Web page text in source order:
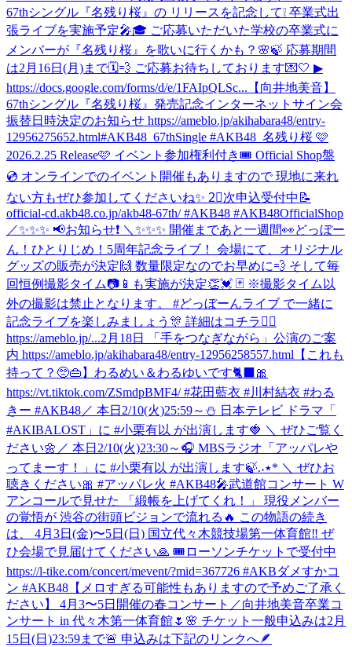
67thシングル『名残り桜』の リリースを記念して❕ 卒業式出
張ライブを実施予定🎤🎓 ご応募いただいた学校の卒業式に
メンバーが『名残り桜』を歌いに行くかも？🌸🍃 応募期間
は2月16日(月)まで🗓️💨 ご応募お待ちしております💌🤍 ▶︎
https://docs.google.com/forms/d/e/1FAIpQLSc... 【向井地美音】
67thシングル『名残り桜』発売記念インターネットサイン会
振替日時決定のお知らせ https://ameblo.jp/akihabara48/entry-
12956275652.html#AKB48_67thSingle #AKB48_名残り桜 🩷
2026.2.25 Release🩷 イベント参加権利付き🎟️ Official Shop盤
💿 オンラインでのイベント開催もありますので 現地に来れ
ない方もぜひ参加してくださいね✨ 2⃣次申込受付中📝
official-cd.akb48.co.jp/akb48-67th/ #AKB48 #AKB48OfficialShop
／✨✨✨ 📢お知らせ❗️ ＼✨✨✨ 開催まであと一週間👀どっぼー
ん！ひとりじめ！5周年記念ライブ！ 会場にて、オリジナル
グッズの販売が決定🙌 数量限定なのでお早めに💨 そして毎
回恒例撮影タイム📷📱も実施が決定👏💓 🃏 ※撮影タイム以
外の撮影は禁止となります。 #どっぼーんライブ で一緒に
記念ライブを楽しみましょう🎊 詳細はコチラ💁‍♀️
https://ameblo.jp/...2月18日 「手をつなぎながら」公演のご案
内 https://ameblo.jp/akihabara48/entry-12956258557.html 【これも
持って？🥺👜】わるめい＆わるゆいです🐈‍⬛🎀
https://vt.tiktok.com/ZSmdpBMF4/ #花田藍衣 #川村結衣 #わる
きー #AKB48／ 本日2/10(火)25:59～⛄ 日本テレビ ドラマ「
#AKIBALOST」に #小栗有以 が出演します🍓 ＼ ぜひご覧く
ださい🌼 ‎／ ‎本日2/10(火)23:30～🎧 ‎MBSラジオ「アッパレや
ってまーす！」に ‎⁦‪#小栗有以‬⁩ が出演します🍃.˖٭* ‎＼ ‎ぜひお
🎤武道館コンサート W
アンコールで見せた 「緞帳を上げてくれ！」 現役メンバー
の覚悟が 渋谷の街頭ビジョンで流れる🔥 この物語の続き
は、 4月3日(金)〜5日(日) 国立代々木競技場第一体育館‼️ ぜ
ひ会場で見届けてください🙏 🎟ローソンチケットで受付中
https://l-tike.com/concert/mevent/?mid=367726 #AKBダメすかコ
ン #AKB48 【メロすぎる可能性もありますので予めご了承く
ださい】 4月3〜5日開催の春コンサート／向井地美音卒業コ
ンサート in 代々木第一体育館🌷🌸 チケット一般申込みは2月
15日(日)23:59まで🚨 申込みは下記のリンクへ🪶